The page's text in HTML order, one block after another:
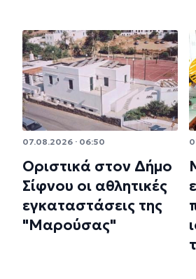
07.08.2026 · 06:50
Οριστικά στον Δήμο
Σίφνου οι αθλητικές
εγκαταστάσεις της
"Μαρούσας"